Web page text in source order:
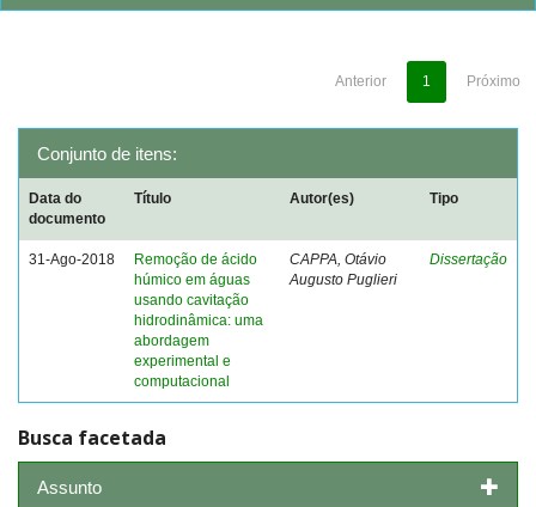
Anterior 1 Próximo
Conjunto de itens:
Data do
documento
Título Autor(es) Tipo
31-Ago-2018
Remoção de ácido
húmico em águas
usando cavitação
hidrodinâmica: uma
abordagem
experimental e
computacional
CAPPA, Otávio
Augusto Puglieri
Dissertação
Busca facetada
Assunto